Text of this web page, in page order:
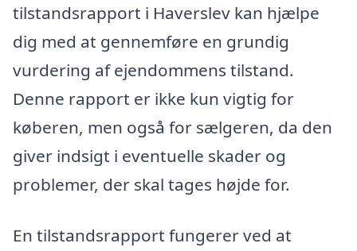
tilstandsrapport i Haverslev kan hjælpe
dig med at gennemføre en grundig
vurdering af ejendommens tilstand.
Denne rapport er ikke kun vigtig for
køberen, men også for sælgeren, da den
giver indsigt i eventuelle skader og
problemer, der skal tages højde for.
En tilstandsrapport fungerer ved at